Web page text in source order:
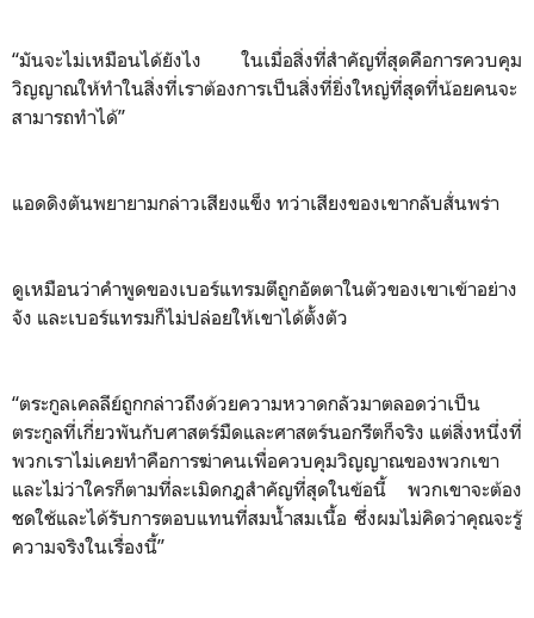
“มันจะไม่เหมือนได้ยังไง ในเมื่อสิ่งที่สำคัญที่สุดคือการควบคุม
วิญญาณให้ทำในสิ่งที่เราต้องการเป็นสิ่งที่ยิ่งใหญ่ที่สุดที่น้อยคนจะ
สามารถทำได้”
แอดดิงตันพยายามกล่าวเสียงแข็ง ทว่าเสียงของเขากลับสั่นพร่า
ดูเหมือนว่าคำพูดของเบอร์แทรมตีถูกอัตตาในตัวของเขาเข้าอย่าง
จัง และเบอร์แทรมก็ไม่ปล่อยให้เขาได้ตั้งตัว
“ตระกูลเคลลีย์ถูกกล่าวถึงด้วยความหวาดกลัวมาตลอดว่าเป็น
ตระกูลที่เกี่ยวพันกับศาสตร์มืดและศาสตร์นอกรีตก็จริง แต่สิ่งหนึ่งที่
พวกเราไม่เคยทำคือการฆ่าคนเพื่อควบคุมวิญญาณของพวกเขา
และไม่ว่าใครก็ตามที่ละเมิดกฎสำคัญที่สุดในข้อนี้ พวกเขาจะต้อง
ชดใช้และได้รับการตอบแทนที่สมน้ำสมเนื้อ ซึ่งผมไม่คิดว่าคุณจะรู้
ความจริงในเรื่องนี้”